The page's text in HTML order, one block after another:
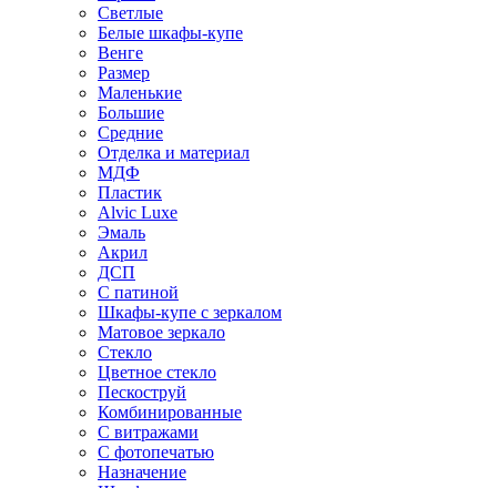
Светлые
Белые шкафы-купе
Венге
Размер
Маленькие
Большие
Средние
Отделка и материал
МДФ
Пластик
Alvic Luxe
Эмаль
Акрил
ДСП
С патиной
Шкафы-купе с зеркалом
Матовое зеркало
Стекло
Цветное стекло
Пескоструй
Комбинированные
С витражами
С фотопечатью
Назначение